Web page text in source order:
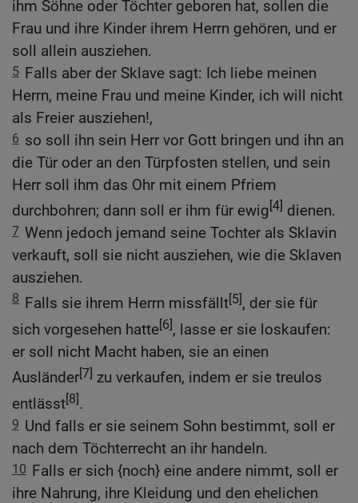
ihm Söhne oder Töchter geboren hat, sollen die
Frau und ihre Kinder ihrem Herrn gehören, und er
soll allein ausziehen.
5 Falls aber der Sklave sagt: Ich liebe meinen
Herrn, meine Frau und meine Kinder, ich will nicht
als Freier ausziehen!,
6 so soll ihn sein Herr vor Gott bringen und ihn an
die Tür oder an den Türpfosten stellen, und sein
Herr soll ihm das Ohr mit einem Pfriem
durchbohren; dann soll er ihm für ewig[4] dienen.
7 Wenn jedoch jemand seine Tochter als Sklavin
verkauft, soll sie nicht ausziehen, wie die Sklaven
ausziehen.
8 Falls sie ihrem Herrn missfällt[5], der sie für
sich vorgesehen hatte[6], lasse er sie loskaufen:
er soll nicht Macht haben, sie an einen
Ausländer[7] zu verkaufen, indem er sie treulos
entlässt[8].
9 Und falls er sie seinem Sohn bestimmt, soll er
nach dem Töchterrecht an ihr handeln.
10 Falls er sich {noch} eine andere nimmt, soll er
ihre Nahrung, ihre Kleidung und den ehelichen